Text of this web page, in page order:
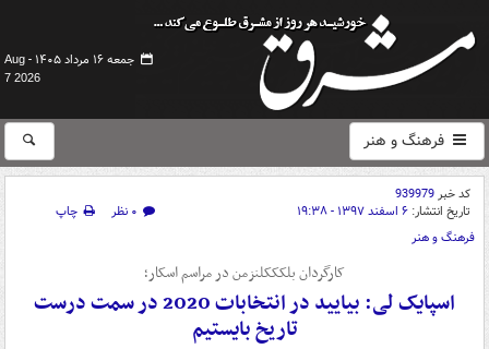
جمعه ۱۶ مرداد ۱۴۰۵ -
Aug
7 2026
فرهنگ و هنر
کد خبر939979
تاریخ انتشار: ۶ اسفند ۱۳۹۷ - ۱۹:۳۸ ۰ نظر
چاپ
فرهنگ و هنر
کارگردان بلکککلنزمن در مراسم اسکار؛
اسپایک لی: بیایید در انتخابات 2020 در سمت درست
تاریخ بایستیم